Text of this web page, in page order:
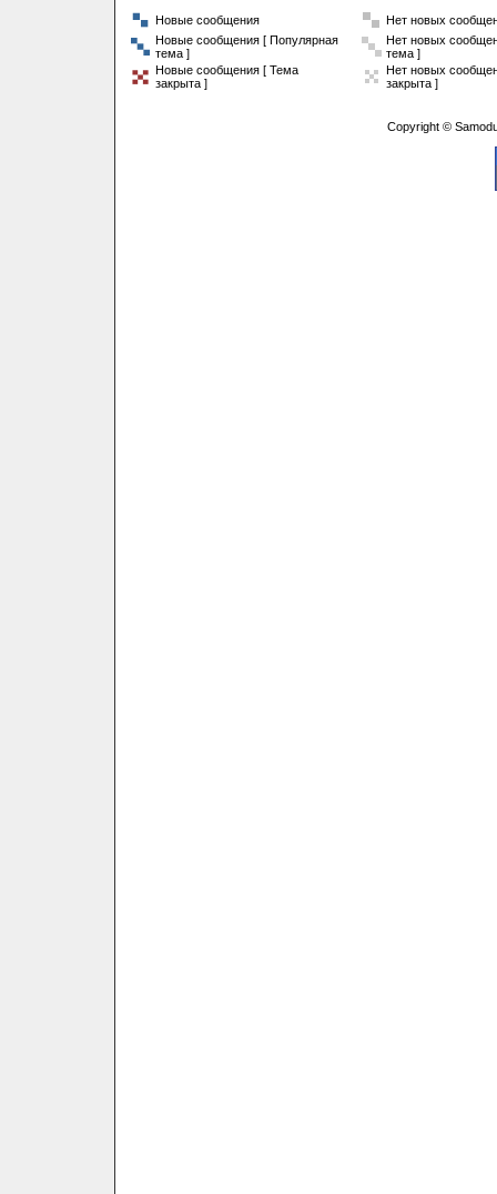
Новые сообщения
Нет новых
Новые сообщения [ Популярная
тема ]
Нет новых
тема ]
Новые сообщения [ Тема
закрыта ]
Нет новых
закрыта ]
Copyright ©